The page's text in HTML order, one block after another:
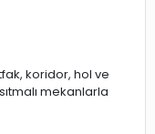
koridor, hol ve
mekanlarla